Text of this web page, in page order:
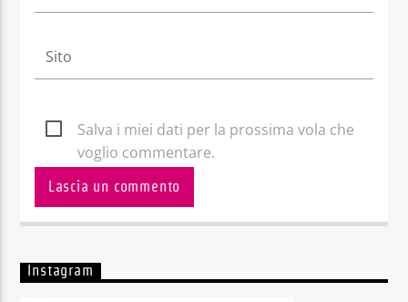
Salva i miei dati per la prossima vola che
voglio commentare.
Instagram